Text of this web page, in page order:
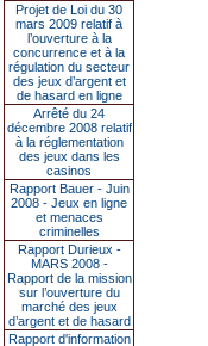
Projet de Loi du 30
mars 2009 relatif à
l’ouverture à la
concurrence et à la
régulation du secteur
des jeux d’argent et
de hasard en ligne
Arrêté du 24
décembre 2008 relatif
à la réglementation
des jeux dans les
casinos
Rapport Bauer - Juin
2008 - Jeux en ligne
et menaces
criminelles
Rapport Durieux -
MARS 2008 -
Rapport de la mission
sur l’ouverture du
marché des jeux
d’argent et de hasard
Rapport d'information